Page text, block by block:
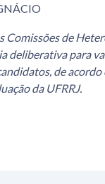
Comissões de
deliberativa para
de
da UFRRJ.